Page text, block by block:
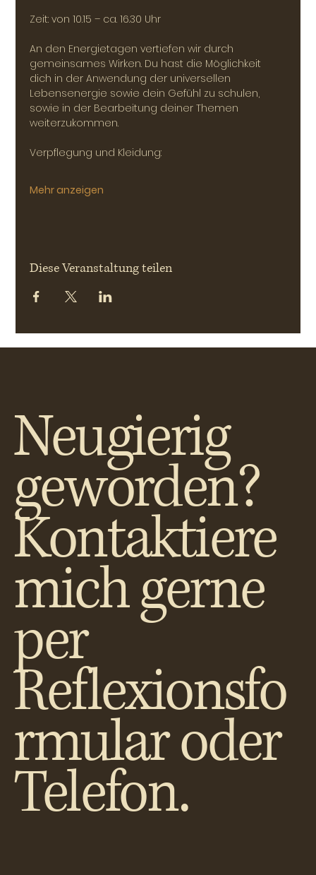
Zeit: von 10.15 – ca. 16.30 Uhr
An den Energietagen vertiefen wir durch
gemeinsames Wirken. Du hast die Möglichkeit
dich in der Anwendung der universellen
Lebensenergie sowie dein Gefühl zu schulen,
sowie in der Bearbeitung deiner Themen
weiterzukommen.
Verpflegung und Kleidung:
Mehr anzeigen
Diese Veranstaltung teilen
Neugierig
geworden?
Kontaktiere
mich gerne
per
Reflexionsfo
rmular oder
Telefon.